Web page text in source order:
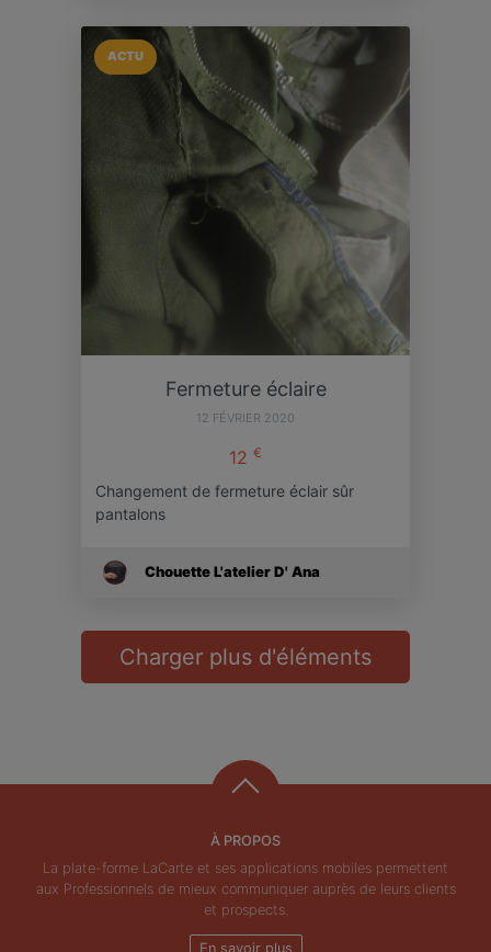
ACTU
Fermeture éclaire
12 FÉVRIER 2020
12 €
Changement de fermeture éclair sûr
pantalons
Chouette L'atelier D' Ana
Charger plus d'éléments
À PROPOS
La plate-forme LaCarte et ses applications mobiles permettent
aux Professionnels de mieux communiquer auprès de leurs clients
et prospects.
En savoir plus